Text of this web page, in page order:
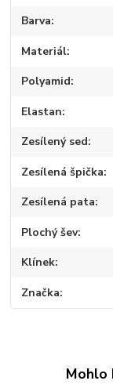
Barva
Materiál
Polyamid
Elastan
Zesílený sed
Zesílená špička
Zesílená pata
Plochý šev
Klínek
Značka
Mohlo